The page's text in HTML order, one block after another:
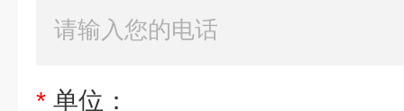
* 单位：